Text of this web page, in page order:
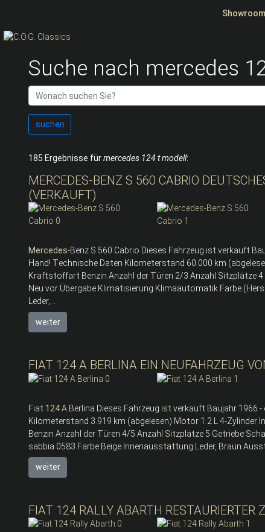
Showroom
Suche nach mercedes
suchen
185 Ergebnisse fürmercedes 124 t modell:
MERCEDES-BENZ S 560 CABRIO
(VERKAUFT)
Mercedes-Benz S 560 Cabrio Dieses Fahrzeug ist verkauft
Hand! Technische Daten Kilometerstand 60.000 km
Kraftstoffart Benzin Anzahl der Türen 2/3 Anzahl Sitzplätze 4
Neu vor Übergabe Klimatisierung Klimaautomatik Farbe (Hers
Leder,...
weiter
FIAT 124 A BERLINA EIN NEUFAHRZEUG
Fiat 124A Berlina Dieses Fahrzeug ist verkauft Baujahr 1966 -
Kilometerstand 3.919 km (abgelesen) Motor 1.2 L 4-Zylinder
Benzin Anzahl der Türen 4/5 Anzahl Sitzplätze 5 Getriebe Schal
sabbia 0583 Farbe Beige Innenausstattung Leder, Braun Auss
weiter
FIAT 124 RALLY ABARTH RESTAURIERTER